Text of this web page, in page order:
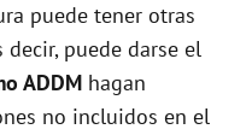
puede tener otras
puede darse el
ADDM hagan
no incluidos en el